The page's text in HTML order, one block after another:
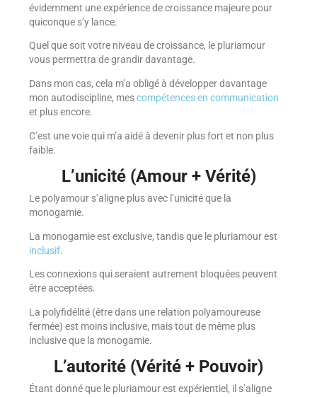
évidemment une expérience de croissance majeure pour
quiconque s’y lance.
Quel que soit votre niveau de croissance, le pluriamour
vous permettra de grandir davantage.
Dans mon cas, cela m’a obligé à développer davantage
mon autodiscipline, mescompétences en communication
et plus encore.
C’est une voie qui m’a aidé à devenir plus fort et non plus
faible.
L’unicité (Amour + Vérité)
Le polyamour s’aligne plus avec l’unicité que la
monogamie.
La monogamie est exclusive, tandis que le pluriamour est
inclusif.
Les connexions qui seraient autrement bloquées peuvent
être acceptées.
La polyfidélité (être dans une relation polyamoureuse
fermée) est moins inclusive, mais tout de même plus
inclusive que la monogamie.
L’autorité (Vérité + Pouvoir)
Étant donné que le pluriamour est expérientiel, il s’aligne